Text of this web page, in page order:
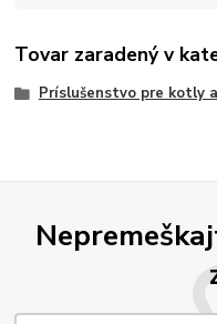
Tovar zaradený v
Príslušenstvo pre kotly